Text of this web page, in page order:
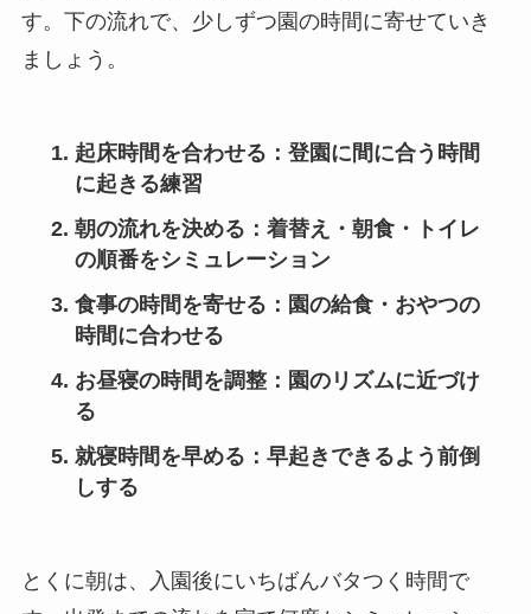
す。下の流れで、少しずつ園の時間に寄せていき
ましょう。
起床時間を合わせる ：登園に間に合う時間
に起きる練習
朝の流れを決める ：着替え・朝食・トイレ
の順番をシミュレーション
食事の時間を寄せる ：園の給食・おやつの
時間に合わせる
お昼寝の時間を調整：園のリズムに近づけ
る
就寝時間を早める ：早起きできるよう前倒
しする
とくに朝は、入園後にいちばんバタつく時間で